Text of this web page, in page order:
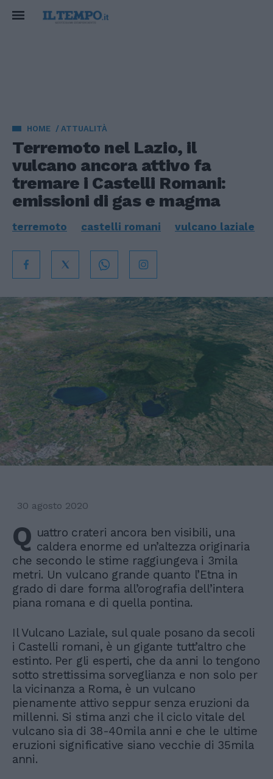
HOME ATTUALITÀ
Terremoto nel Lazio, il
vulcano ancora attivo fa
tremare i Castelli Romani:
emissioni di gas e magma
terremoto castelli romani vulcano laziale
30 agosto 2020
Q uattro crateri ancora ben visibili, una
caldera enorme ed un’altezza originaria
che secondo le stime raggiungeva i 3mila
metri. Un vulcano grande quanto l’Etna in
grado di dare forma all’orografia dell’intera
piana romana e di quella pontina.
Il Vulcano Laziale, sul quale posano da secoli
i Castelli romani, è un gigante tutt’altro che
estinto. Per gli esperti, che da anni lo tengono
sotto strettissima sorveglianza e non solo per
la vicinanza a Roma, è un vulcano
pienamente attivo seppur senza eruzioni da
millenni. Si stima anzi che il ciclo vitale del
vulcano sia di 38-40mila anni e che le ultime
eruzioni significative siano vecchie di 35mila
anni.